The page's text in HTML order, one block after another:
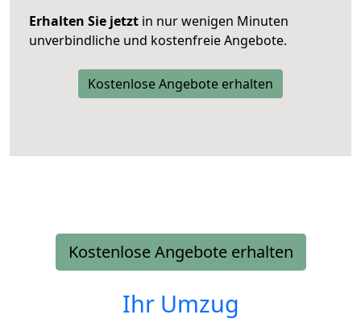
Erhalten Sie jetzt in nur wenigen Minuten
unverbindliche und kostenfreie Angebote.
Kostenlose Angebote erhalten
Kostenlose Angebote erhalten
Ihr Umzug